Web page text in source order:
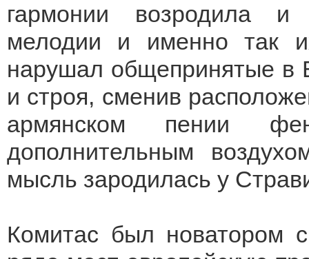
гармонии возродила и
мелодии и именно так
нарушал общепринятые в
и строя, сменив
армянском пении
дополнительным
мысль зародилась у
Комитас был новатором